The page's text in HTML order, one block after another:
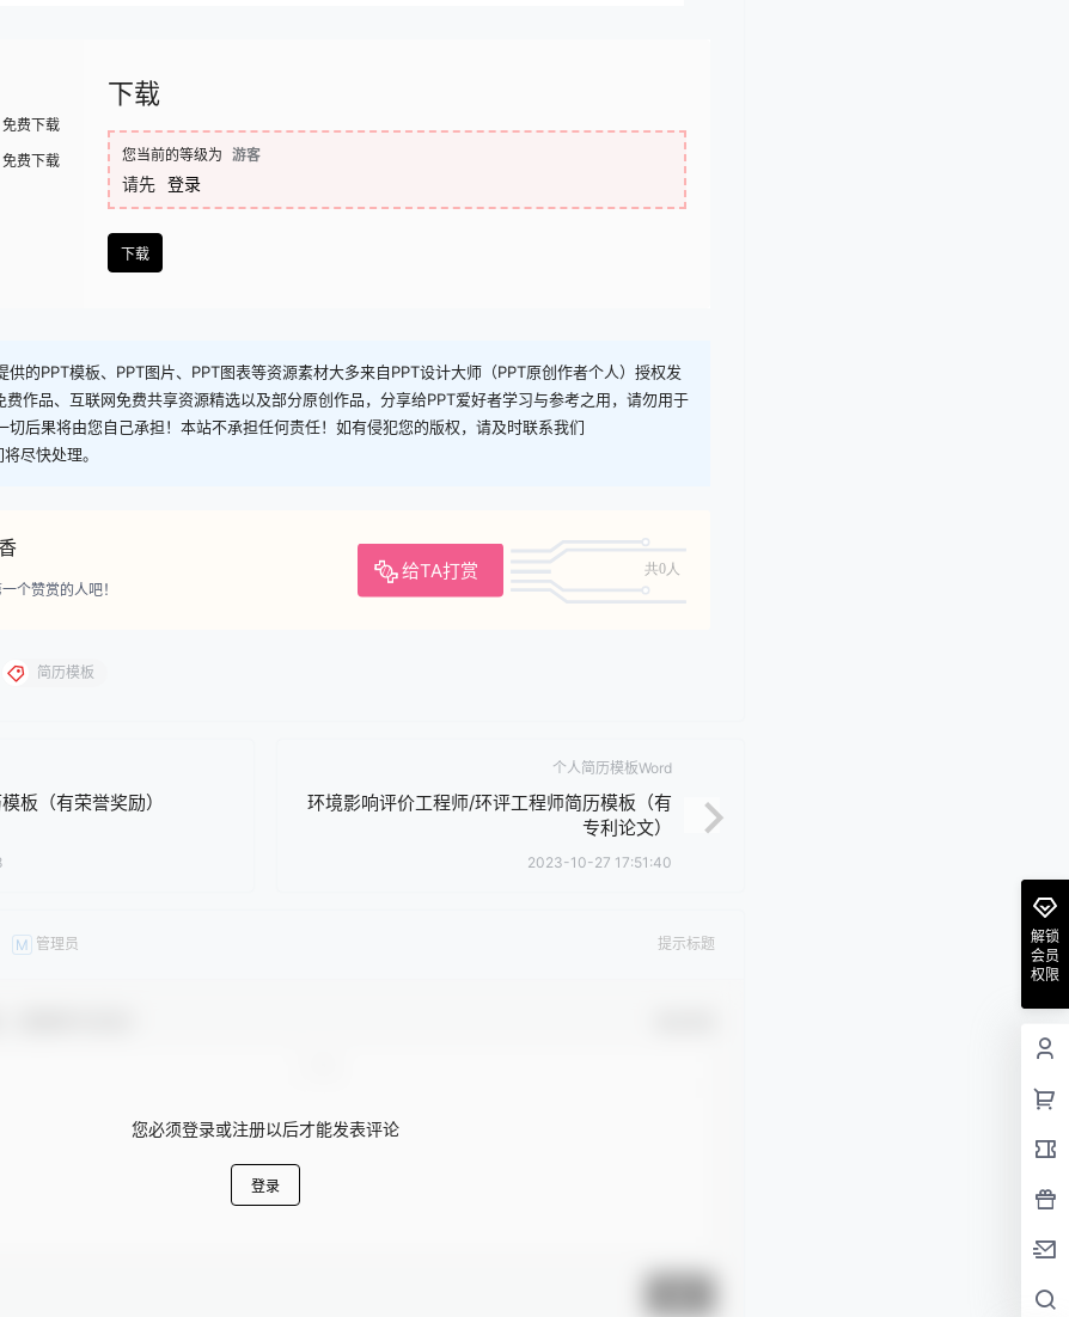
免费下载
免费下载
下载
您当前的等级为 游客
请先 登录
下载
供的PPT模板、PPT图片、PPT图表等资源素材大多来自PPT设计大师（PPT原创作者个人）授权发
费作品、互联网免费共享资源精选以及部分原创作品，分享给PPT爱好者学习与参考之用，请勿用于
切后果将由您自己承担！本站不承担任何责任！如有侵犯您的版权，请及时联系我们
尽快处理。
给TA打赏 共0人
个赞赏的人吧！
简历模板
板（有荣誉奖励）
个人简历模板Word
环境影响评价工程师/环评工程师简历模板（有
专利论文）
2023-10-27 17:51:40
M 管理员 提示标题
您必须登录或注册以后才能发表评论
登录
解锁
会员
权限